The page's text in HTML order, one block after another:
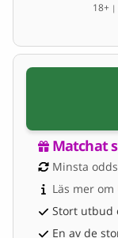
18+ |
Matchat
Minsta
Läs mer om
Stort utbud
En av de